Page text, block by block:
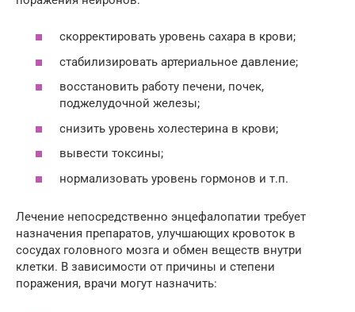
скорректировать уровень сахара в крови;
стабилизировать артериальное давление;
восстановить работу печени, почек,
поджелудочной железы;
снизить уровень холестерина в крови;
вывести токсины;
нормализовать уровень гормонов и т.п.
Лечение непосредственно энцефалопатии требует
назначения препаратов, улучшающих кровоток в
сосудах головного мозга и обмен веществ внутри
клетки. В зависимости от причины и степени
поражения, врачи могут назначить: